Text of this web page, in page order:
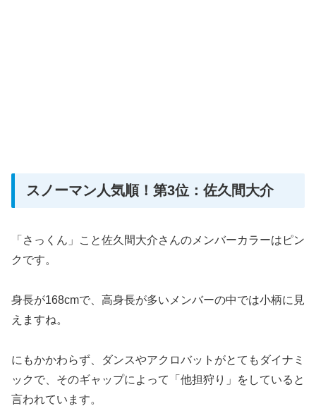
スノーマン人気順！第3位：佐久間大介
「さっくん」こと佐久間大介さんのメンバーカラーはピン
クです。
身長が168cmで、高身長が多いメンバーの中では小柄に見
えますね。
にもかかわらず、ダンスやアクロバットがとてもダイナミ
ックで、そのギャップによって「他担狩り」をしていると
言われています。